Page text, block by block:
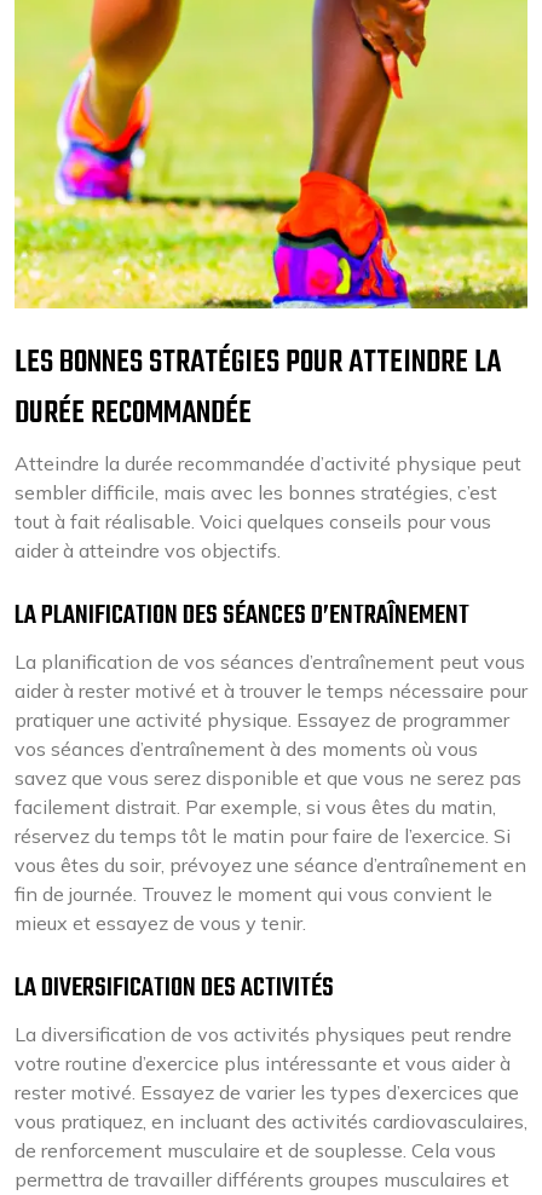
LES BONNES STRATÉGIES POUR ATTEINDRE LA
DURÉE RECOMMANDÉE
Atteindre la durée recommandée d’activité physique peut
sembler difficile, mais avec les bonnes stratégies, c’est
tout à fait réalisable. Voici quelques conseils pour vous
aider à atteindre vos objectifs.
LA PLANIFICATION DES SÉANCES D’ENTRAÎNEMENT
La planification de vos séances d’entraînement peut vous
aider à rester motivé et à trouver le temps nécessaire pour
pratiquer une activité physique. Essayez de programmer
vos séances d’entraînement à des moments où vous
savez que vous serez disponible et que vous ne serez pas
facilement distrait. Par exemple, si vous êtes du matin,
réservez du temps tôt le matin pour faire de l’exercice. Si
vous êtes du soir, prévoyez une séance d’entraînement en
fin de journée. Trouvez le moment qui vous convient le
mieux et essayez de vous y tenir.
LA DIVERSIFICATION DES ACTIVITÉS
La diversification de vos activités physiques peut rendre
votre routine d’exercice plus intéressante et vous aider à
rester motivé. Essayez de varier les types d’exercices que
vous pratiquez, en incluant des activités cardiovasculaires,
de renforcement musculaire et de souplesse. Cela vous
permettra de travailler différents groupes musculaires et